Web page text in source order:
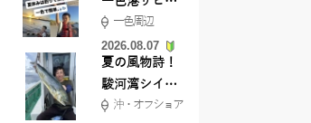
＆ちょい投げ
一色周辺
2026.08.07
夏の風物詩！
駿河湾シイラ
キャスティン
沖・オフショア